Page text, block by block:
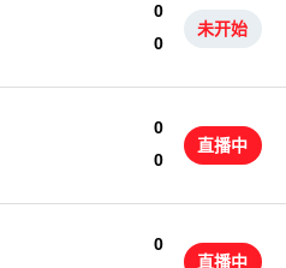
0
0
未开始
0
0
直播中
0
直播中